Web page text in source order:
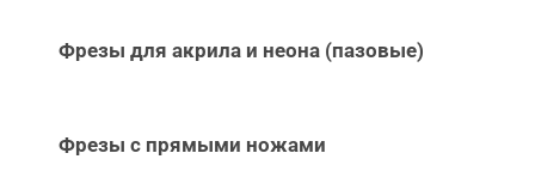
Фрезы для акрила и неона (пазовые)
Фрезы с прямыми ножами